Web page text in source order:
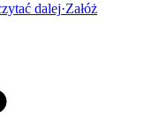
dalej·Załóż